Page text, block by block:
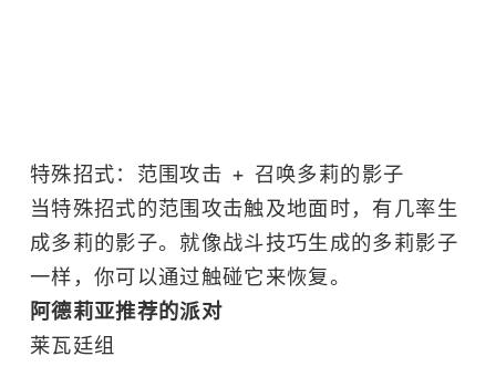
特殊招式：范围攻击 + 召唤多莉的影子
当特殊招式的范围攻击触及地面时，有几率生
成多莉的影子。就像战斗技巧生成的多莉影子
一样，你可以通过触碰它来恢复。
阿德莉亚推荐的派对
莱瓦廷组